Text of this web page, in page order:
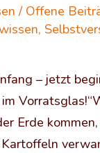
/ Offene
,
– jetzt
Erde